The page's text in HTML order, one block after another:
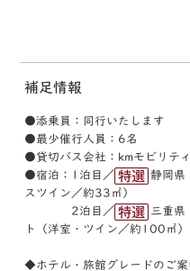
補足情報
●添乗員：同行いたします
●最少催行人員：6名
●貸切バス会社：kmモビリテ
●宿泊：1泊目／
静岡県
スツイン／約33㎡）
2泊目／
三重県
ト（洋室・ツイン／約100㎡）
◆ホテル・旅館グレードのご案